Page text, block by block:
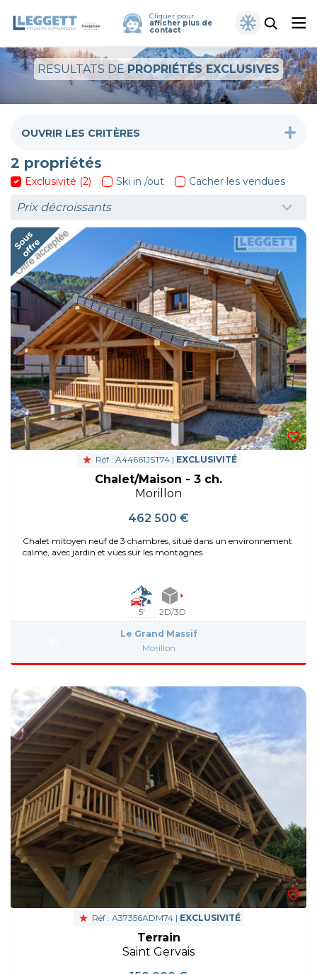
Cliquer pour
afficher plus de
contact
RESULTATS DEPROPRIÉTÉS EXCLUSIVES
OUVRIR LES CRITÈRES
2 propriétés
Exclusivité (2) Ski in /out Cacher les vendues
Réf : A44661JST74 | EXCLUSIVITÉ
Chalet/Maison - 3 ch.
Morillon
462 500 €
Chalet mitoyen neuf de 3 chambres, situé dans un environnement
calme, avec jardin et vues sur les montagnes.
5' 2D/3D
Le Grand Massif
Morillon
Réf : A37356ADM74 | EXCLUSIVITÉ
Terrain
Saint Gervais